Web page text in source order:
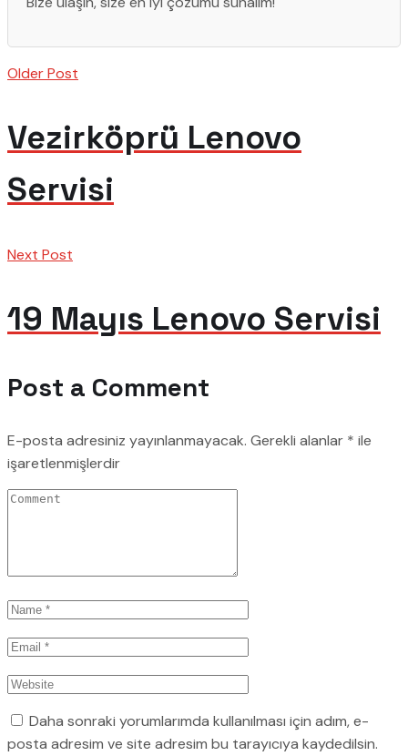
Older Post
Vezirköprü Lenovo
Servisi
Next Post
19 Mayıs Lenovo Servisi
Post a Comment
E-posta adresiniz yayınlanmayacak. Gerekli alanlar * ile
işaretlenmişlerdir
Daha sonraki yorumlarımda kullanılması için adım, e-
posta adresim ve site adresim bu tarayıcıya kaydedilsin.